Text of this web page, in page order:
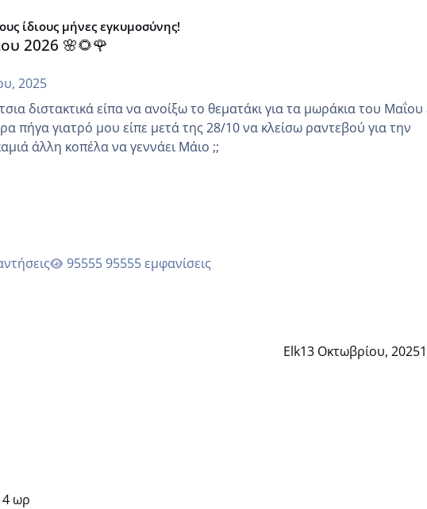
ίδιους μήνες εγκυμοσύνης!
2026 🌸🌻🌹
2025
διστακτικά είπα να ανοίξω το θεματάκι για τα μωράκια του Μαΐου εγώ
πήγα γιατρό μου είπε μετά της 28/10 να κλείσω ραντεβού για την
είναι καμιά άλλη κοπέλα να γεννάει Μάιο ;;
95555 εμφανίσεις
Elk13 Οκτωβρίου, 2025
ωρ